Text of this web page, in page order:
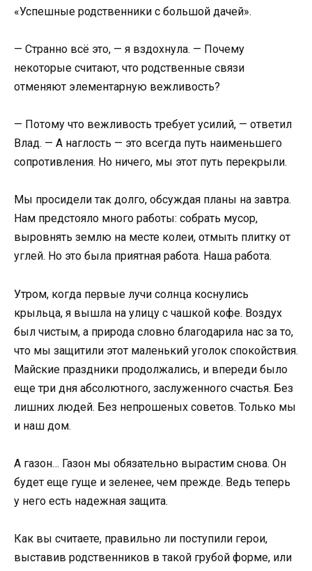
«Успешные родственники с большой дачей».
— Странно всё это, — я вздохнула. — Почему
некоторые считают, что родственные связи
отменяют элементарную вежливость?
— Потому что вежливость требует усилий, — ответил
Влад. — А наглость — это всегда путь наименьшего
сопротивления. Но ничего, мы этот путь перекрыли.
Мы просидели так долго, обсуждая планы на завтра.
Нам предстояло много работы: собрать мусор,
выровнять землю на месте колеи, отмыть плитку от
углей. Но это была приятная работа. Наша работа.
Утром, когда первые лучи солнца коснулись
крыльца, я вышла на улицу с чашкой кофе. Воздух
был чистым, а природа словно благодарила нас за то,
что мы защитили этот маленький уголок спокойствия.
Майские праздники продолжались, и впереди было
еще три дня абсолютного, заслуженного счастья. Без
лишних людей. Без непрошеных советов. Только мы
и наш дом.
А газон… Газон мы обязательно вырастим снова. Он
будет еще гуще и зеленее, чем прежде. Ведь теперь
у него есть надежная защита.
Как вы считаете, правильно ли поступили герои,
выставив родственников в такой грубой форме, или